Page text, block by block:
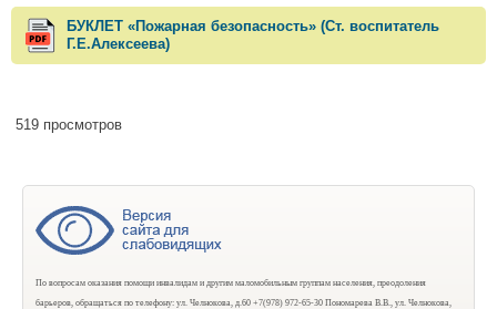
БУКЛЕТ «Пожарная безопасность» (Ст. воспитатель
Г.Е.Алексеева)
519 просмотров
По вопросам оказания помощи инвалидам и другим маломобильным группам населения, преодоления
барьеров, обращаться по телефону: ул. Челнокова, д.60 +7(978) 972-65-30 Пономарева В.В., ул. Челнокова,